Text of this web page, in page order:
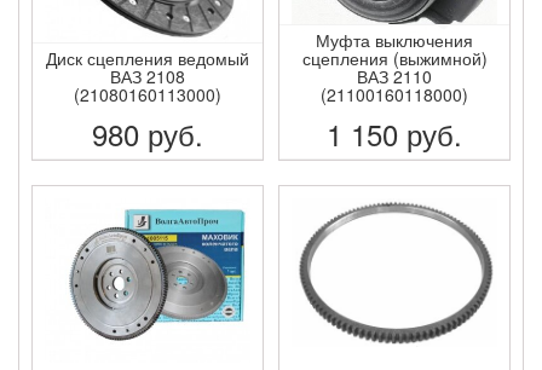
Диск сцепления ведомый
ВАЗ 2108
(21080160113000)
980 руб.
ПОДРОБНЕЕ
Муфта выключения
сцепления (выжимной)
ВАЗ 2110
(21100160118000)
1 150 руб.
ПОДРОБНЕЕ